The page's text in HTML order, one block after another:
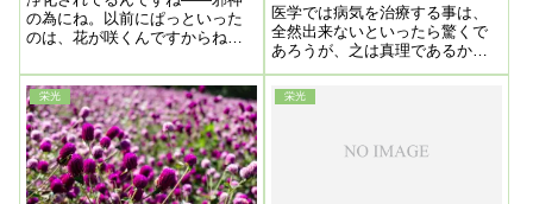
と忙しくて大変ですから、今の
内に出来るだけ御神書を読ん
で、その用意をして置くという
の為にね。以前にぱっといった
のは、花が咲くんですからね。
――実が成るんですからね。堅
実に着々といきます。何しろ、
神様のやり口は深いんだから
ね。
159号～162号 昭和27年)
医学では病気を治療する事は、
全然出来ないといったら驚くで
あろうが、之は真理であるから
仕方がない。では誰が治療して
呉れるかというと、それは自分
自身の体である。従って若もし
要はない訳である。つまり医療
栄光 栄光